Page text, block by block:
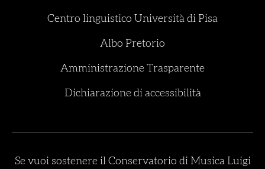
Centro linguistico Università di Pisa
Albo Pretorio
Amministrazione Trasparente
Dichiarazione di accessibilità
Se vuoi sostenere il Conservatorio di Musica Luigi